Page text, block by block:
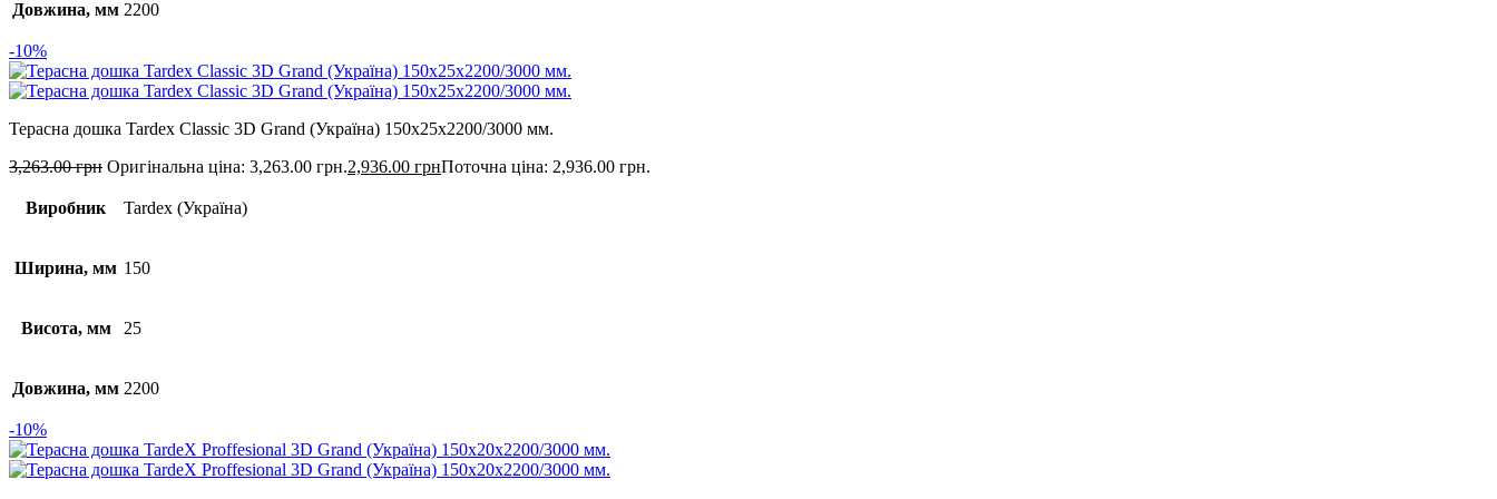
Довжина, мм 2200
-10%
Терасна дошка Tardex Classic 3D Grand (Україна) 150x25x2200/3000 мм.
3,263.00грн Оригінальна ціна: 3,263.00 грн.2,936.00 грнПоточна ціна: 2,936.00 грн.
Виробник Tardex (Україна)
Ширина, мм 150
Висота, мм 25
Довжина, мм 2200
-10%